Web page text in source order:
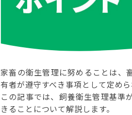
家畜の衛生管理に努めることは、
有者が遵守すべき事項として定め
この記事では、飼養衛生管理基準
きることについて解説します。